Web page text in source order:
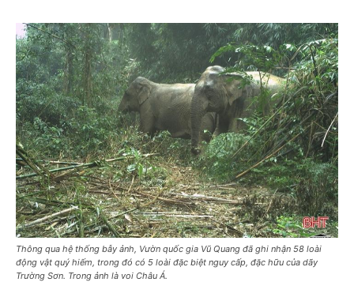
Thông qua hệ thống bẫy ảnh, Vườn quốc gia Vũ Quang đã ghi nhận 58 loài
động vật quý hiếm, trong đó có 5 loài đặc biệt nguy cấp, đặc hữu của dãy
Trường Sơn. Trong ảnh là voi Châu Á.